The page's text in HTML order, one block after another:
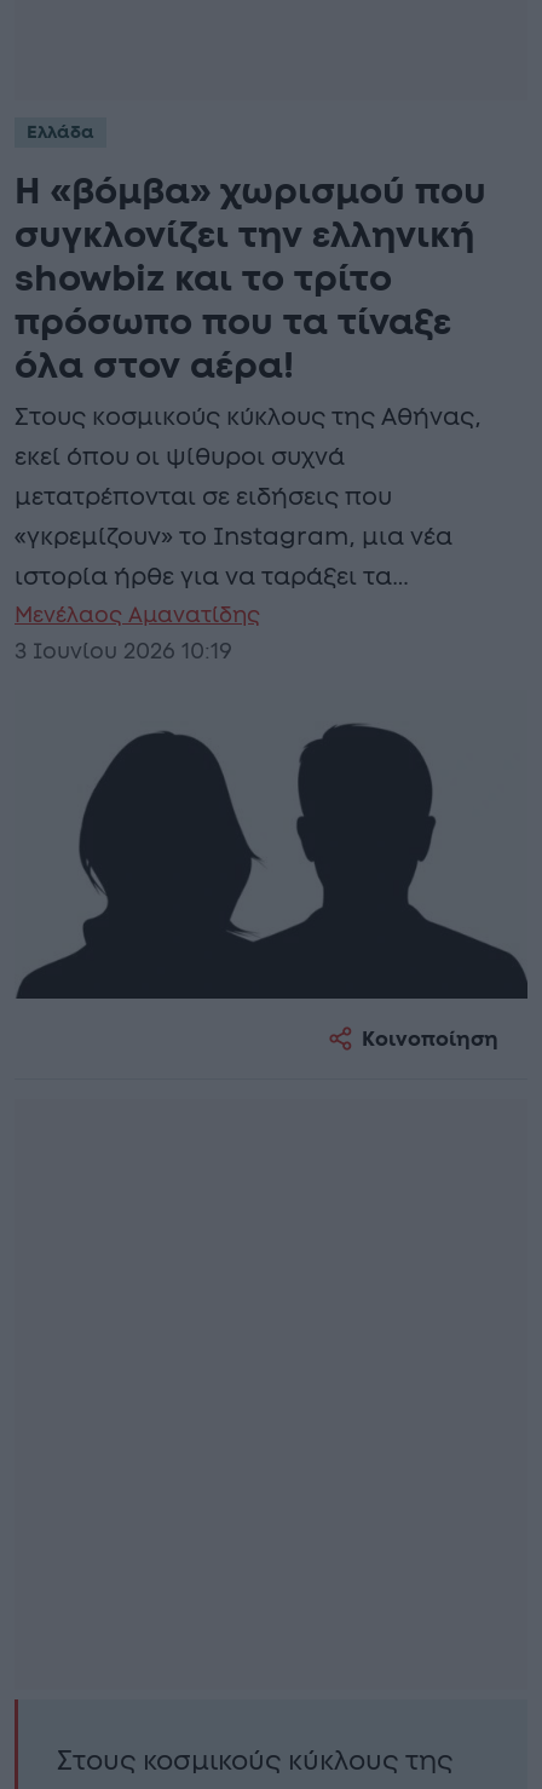
Ελλάδα
Η «βόμβα» χωρισμού που
συγκλονίζει την ελληνική
showbiz και το τρίτο
πρόσωπο που τα τίναξε
όλα στον αέρα!
Στους κοσμικούς κύκλους της Αθήνας,
εκεί όπου οι ψίθυροι συχνά
μετατρέπονται σε ειδήσεις που
«γκρεμίζουν» το Instagram, μια νέα
ιστορία ήρθε για να ταράξει τα…
Μενέλαος Αμανατίδης
3 Ιουνίου 2026 10:19
Κοινοποίηση
Στους κοσμικούς κύκλους της